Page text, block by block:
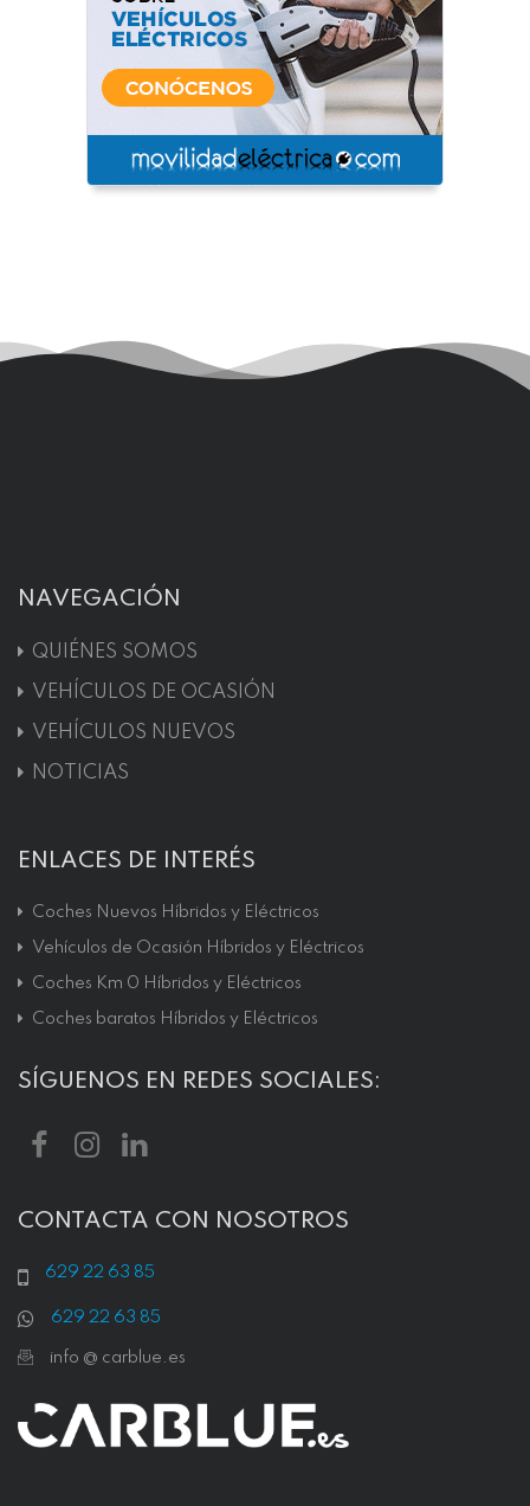
NAVEGACIÓN
QUIÉNES SOMOS
VEHÍCULOS DE OCASIÓN
VEHÍCULOS NUEVOS
NOTICIAS
ENLACES DE INTERÉS
Coches Nuevos Híbridos y Eléctricos
Vehículos de Ocasión Híbridos y Eléctricos
Coches Km 0 Híbridos y Eléctricos
Coches baratos Híbridos y Eléctricos
SÍGUENOS EN REDES SOCIALES:
CONTACTA CON NOSOTROS
629 22 63 85
629 22 63 85
info @ carblue.es